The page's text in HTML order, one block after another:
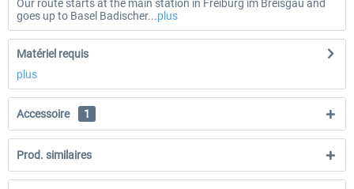
Our route starts at the main station in Freiburg im Breisgau and
goes up to Basel Badischer...plus
Matériel requis
plus
Accessoire 1
Prod. similaires